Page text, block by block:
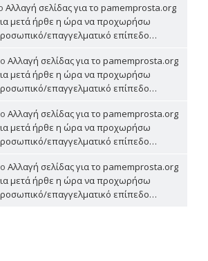
Αλλαγή σελίδας για το pamemprosta.org
μετά ήρθε η ώρα να προχωρήσω
επαγγελματικό επίπεδο…
Αλλαγή σελίδας για το pamemprosta.org
μετά ήρθε η ώρα να προχωρήσω
επαγγελματικό επίπεδο…
Αλλαγή σελίδας για το pamemprosta.org
μετά ήρθε η ώρα να προχωρήσω
επαγγελματικό επίπεδο…
Αλλαγή σελίδας για το pamemprosta.org
μετά ήρθε η ώρα να προχωρήσω
επαγγελματικό επίπεδο…